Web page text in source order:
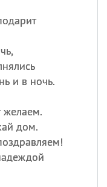
и в ночь.
желаем.
дом.